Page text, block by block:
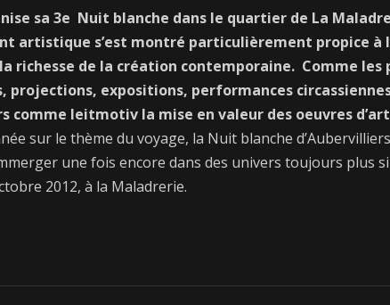
sa 3e Nuit blanche dans le quartier de La
artistique s’est montré particulièrement propice à
richesse de la création contemporaine. Comme les
projections, expositions, performances
comme leitmotiv la mise en valeur des oeuvres
sur le thème du voyage, la Nuit blanche
une fois encore dans des univers toujours plus
2012, à la Maladrerie.